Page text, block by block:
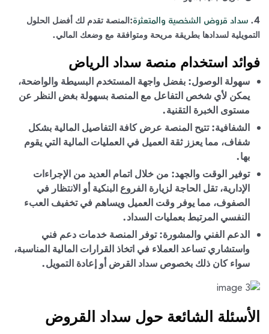
4. سداد قروض الشخصية والمتعثرة:المنصة تقدم لك أفضل الحلول
التمويلية لسدادها بطريقة مريحة ومتوافقة مع وضعك المالي.
فوائد استخدام منصة سداد الرياض
سهولة الوصول: بفضل واجهة المستخدم البسيطة والواضحة،
يمكن لأي شخص التفاعل مع المنصة بسهولة بغض النظر عن
مستوى الخبرة التقنية.
الشفافية: تتيح المنصة عرض كافة التفاصيل المالية بشكل
شفاف، مما يعزز ثقة العميل في العمليات المالية التي يقوم
بها.
توفير الوقت والجهد: من خلال اتمام العديد من الإجراءات
الإدارية، تقل الحاجة لزيارة الفروع البنكية أو الانتظار في
الصفوف، مما يوفر وقت العميل ويساهم في تخفيف العبء
النفسي المرتبط بعمليات السداد.
الدعم الفني والمشورة: توفر المنصة خدمات دعم فني
واستشاري تساعد العملاء في اتخاذ القرارات المالية المناسبة،
سواء كان ذلك بخصوص سداد القرض أو إعادة التمويل.
الأسئلة الشائعة حول سداد القروض